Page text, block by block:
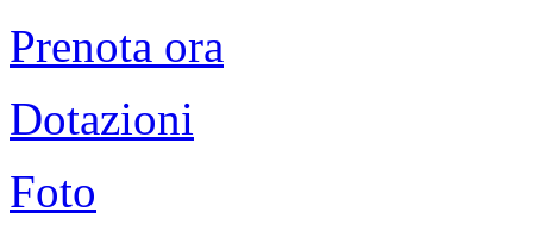
Prenota ora
Dotazioni
Foto